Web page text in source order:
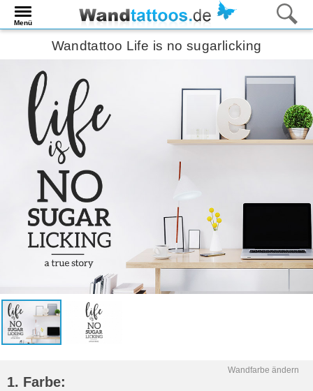
Menü
Wandtattoo Life is no sugarlicking
Wandfarbe ändern
1. Farbe: